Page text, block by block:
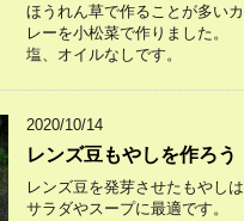
ほうれん草で作ることが多いカ
レーを小松菜で作りました。
塩、オイルなしです。
2020/10/14
レンズ豆もやしを作ろう
レンズ豆を発芽させたもやしは
サラダやスープに最適です。